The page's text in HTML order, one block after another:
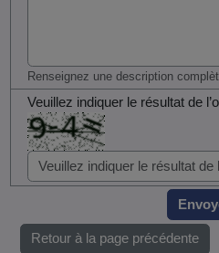
Renseignez une description
Veuillez indiquer le résultat de
Retour à la page précédente